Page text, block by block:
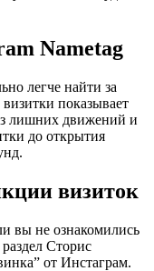
Nametag
легче найти за
показывает
лишних движений и
до открытия
визиток
вы не ознакомились
Сторис
от Инстаграм.